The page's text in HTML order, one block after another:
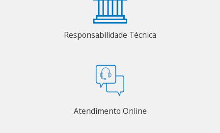
Responsabilidade Técnica
Atendimento Online